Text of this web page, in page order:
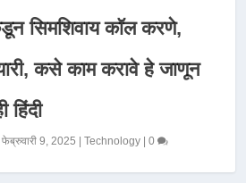
सिमशिवाय कॉल करणे,
कसे काम करावे हे जाणून
हिंदी
|फेब्रुवारी 9, 2025 |Technology |0